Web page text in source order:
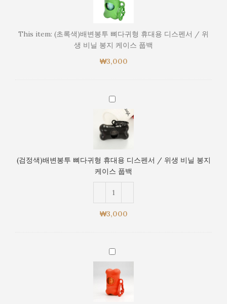
배
변
투
뼈
다
휴
디
스
펜
서
/
위
생
비
닐
케
스
풉
백
This item: (초록색)배변봉투 뼈다귀형 휴대용 디스펜서 / 위
생 비닐 봉지 케이스 풉백
₩3,000
(검
색)
배
변
투
뼈
형
휴
디
펜
서
/
(검정색)배변봉투 뼈다귀형 휴대용 디스펜서 / 위생 비닐 봉지
케이스 풉백
₩3,000
(빨
색)
배
변